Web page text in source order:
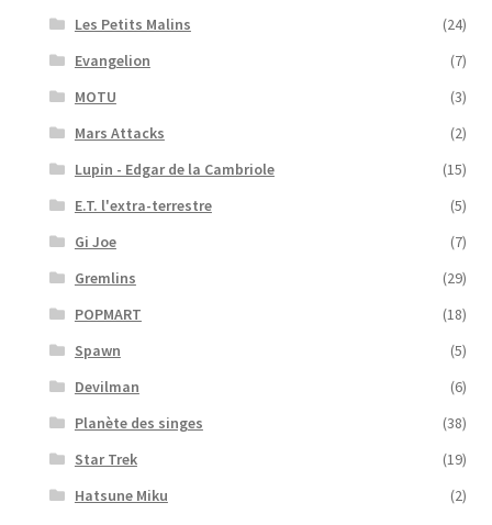
Les Petits Malins
(24)
Evangelion
(7)
MOTU
(3)
Mars Attacks
(2)
Lupin - Edgar de la Cambriole
(15)
E.T. l'extra-terrestre
(5)
Gi Joe
(7)
Gremlins
(29)
POPMART
(18)
Spawn
(5)
Devilman
(6)
Planète des singes
(38)
Star Trek
(19)
Hatsune Miku
(2)